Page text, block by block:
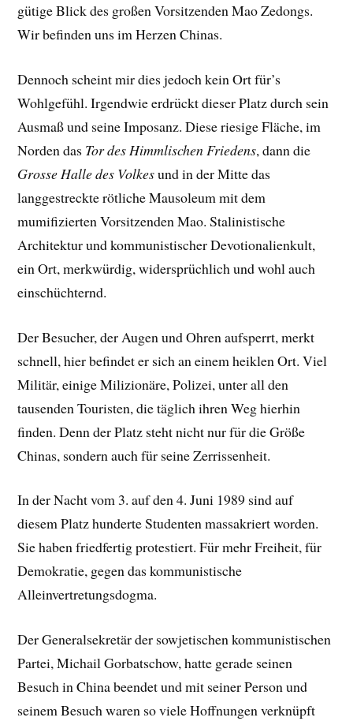
gütige Blick des großen Vorsitzenden Mao Zedongs.
Wir befinden uns im Herzen Chinas.
Dennoch scheint mir dies jedoch kein Ort für’s
Wohlgefühl. Irgendwie erdrückt dieser Platz durch sein
Ausmaß und seine Imposanz. Diese riesige Fläche, im
Norden das Tor des Himmlischen Friedens, dann die
Grosse Halle des Volkesund in der Mitte das
langgestreckte rötliche Mausoleum mit dem
mumifizierten Vorsitzenden Mao. Stalinistische
Architektur und kommunistischer Devotionalienkult,
ein Ort, merkwürdig, widersprüchlich und wohl auch
einschüchternd.
Der Besucher, der Augen und Ohren aufsperrt, merkt
schnell, hier befindet er sich an einem heiklen Ort. Viel
Militär, einige Milizionäre, Polizei, unter all den
tausenden Touristen, die täglich ihren Weg hierhin
finden. Denn der Platz steht nicht nur für die Größe
Chinas, sondern auch für seine Zerrissenheit.
In der Nacht vom 3. auf den 4. Juni 1989 sind auf
diesem Platz hunderte Studenten massakriert worden.
Sie haben friedfertig protestiert. Für mehr Freiheit, für
Demokratie, gegen das kommunistische
Alleinvertretungsdogma.
Der Generalsekretär der sowjetischen kommunistischen
Partei, Michail Gorbatschow, hatte gerade seinen
Besuch in China beendet und mit seiner Person und
seinem Besuch waren so viele Hoffnungen verknüpft